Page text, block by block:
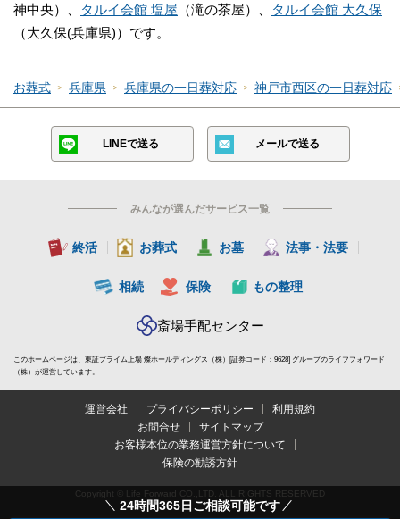
神中央）、
タルイ会館 塩屋 （滝の茶屋）、
タルイ会館 大久保
（大久保(兵庫県)）です。
お葬式 兵庫県 兵庫県の一日葬対応 神戸市西区の一日葬対応
24時間365日ご相談可能です
LINEで送る メールで送る
みんなが選んだサービス一覧
終活 お葬式 お墓 法事・法要
相続 保険 もの整理
斎場手配センター
このホームページは、東証プライム上場 燦ホールディングス（株）[証券コード：9628] グループのライフフォワード
（株）が運営しています。
運営会社 プライバシーポリシー
利用規約
お問合せ
サイトマップ
お客様本位の業務運営方針について
保険の勧誘方針
Copyright © Life Forward CO.,LTD. ALL RIGHTS RESERVED